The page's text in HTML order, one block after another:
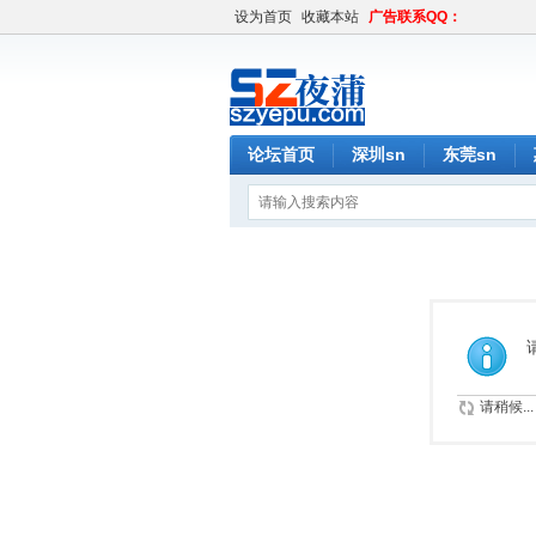
设为首页 收藏本站 广告联系QQ：
论坛首页 深圳sn 东莞sn
请稍候...